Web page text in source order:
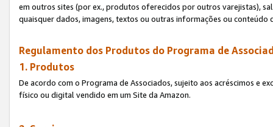
em outros sites (por ex., produtos oferecidos por outros varejistas),
quaisquer dados, imagens, textos ou outras informações ou
Regulamento dos Produtos do Programa de
1. Produtos
De acordo com o Programa de Associados, sujeito aos acréscimos e
físico ou digital vendido em um Site da Amazon.